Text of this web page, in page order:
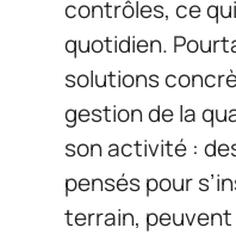
contrôles, ce
quotidien.
solutions
gestion de la
son activité :
pensés pour
terrain,